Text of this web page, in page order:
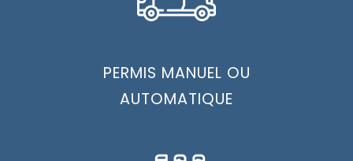
PERMIS MANUEL OU
AUTOMATIQUE